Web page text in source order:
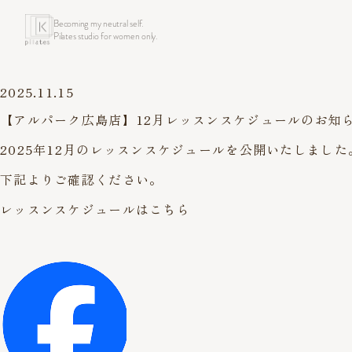
Becoming my neutral self.
Pilates studio for women only.
2025.11.15
【アルパーク広島店】12月レッスンスケジュールのお知
2025年12月のレッスンスケジュールを公開いたしました。
下記よりご確認ください。
レッスンスケジュールはこちら